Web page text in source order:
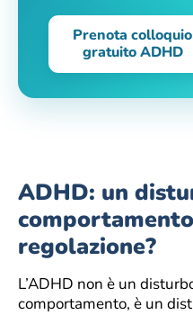
Prenota colloquio
gratuito ADHD
ADHD: un
regolazione?
L’ADHD non è un
comportamento, è un